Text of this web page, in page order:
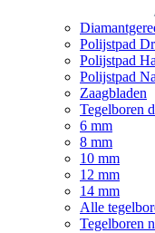
Polijstpad
Polijstpad
Polijstpad
Zaagbladen
Tegelboren
6 mm
8 mm
10 mm
12 mm
14 mm
Alle
Tegelboren